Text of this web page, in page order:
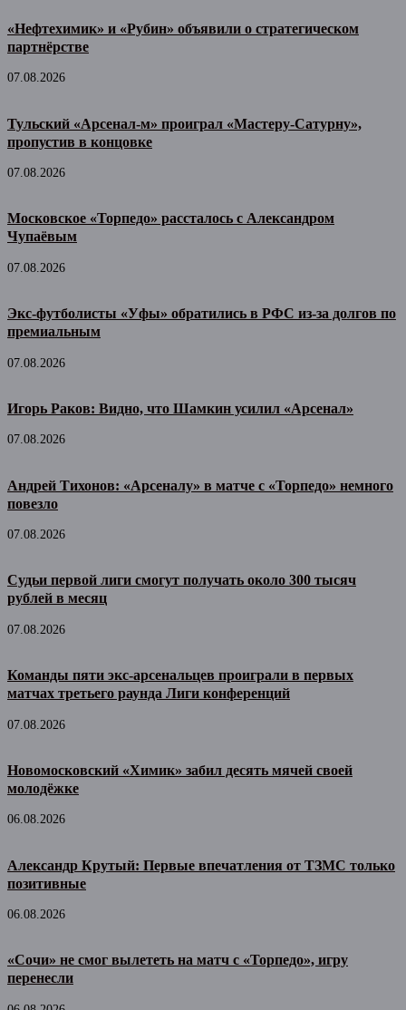
«Нефтехимик» и «Рубин» объявили о стратегическом
партнёрстве
07.08.2026
Тульский «Арсенал-м» проиграл «Мастеру-Сатурну»,
пропустив в концовке
07.08.2026
Московское «Торпедо» рассталось с Александром
Чупаёвым
07.08.2026
Экс-футболисты «Уфы» обратились в РФС из-за долгов по
премиальным
07.08.2026
Игорь Раков: Видно, что Шамкин усилил «Арсенал»
07.08.2026
Андрей Тихонов: «Арсеналу» в матче с «Торпедо» немного
повезло
07.08.2026
Судьи первой лиги смогут получать около 300 тысяч
рублей в месяц
07.08.2026
Команды пяти экс-арсенальцев проиграли в первых
матчах третьего раунда Лиги конференций
07.08.2026
Новомосковский «Химик» забил десять мячей своей
молодёжке
06.08.2026
Александр Крутый: Первые впечатления от ТЗМС только
позитивные
06.08.2026
«Сочи» не смог вылететь на матч с «Торпедо», игру
перенесли